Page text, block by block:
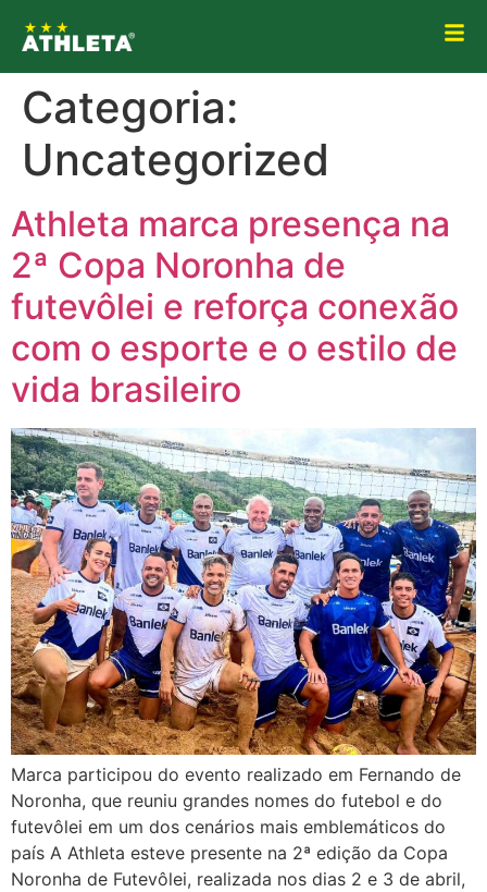
Categoria:
Uncategorized
Athleta marca presença na
2ª Copa Noronha de
futevôlei e reforça conexão
com o esporte e o estilo de
vida brasileiro
Marca participou do evento realizado em Fernando de
Noronha, que reuniu grandes nomes do futebol e do
futevôlei em um dos cenários mais emblemáticos do
país A Athleta esteve presente na 2ª edição da Copa
Noronha de Futevôlei, realizada nos dias 2 e 3 de abril,